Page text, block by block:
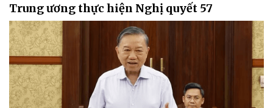
Trung ương thực hiện Nghị quyết 57